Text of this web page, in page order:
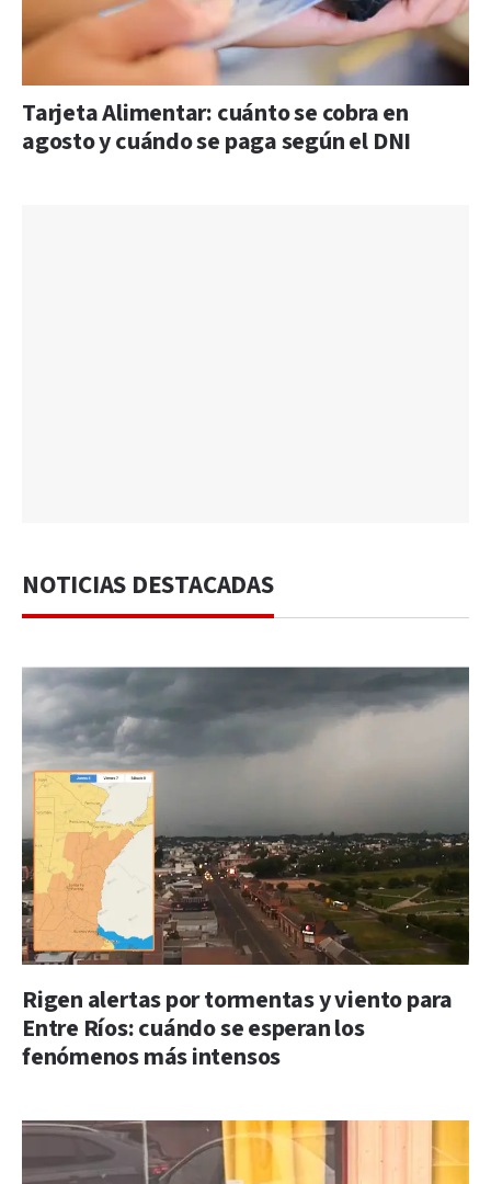
Tarjeta Alimentar: cuánto se cobra en
agosto y cuándo se paga según el DNI
NOTICIAS DESTACADAS
Rigen alertas por tormentas y viento para
Entre Ríos: cuándo se esperan los
fenómenos más intensos